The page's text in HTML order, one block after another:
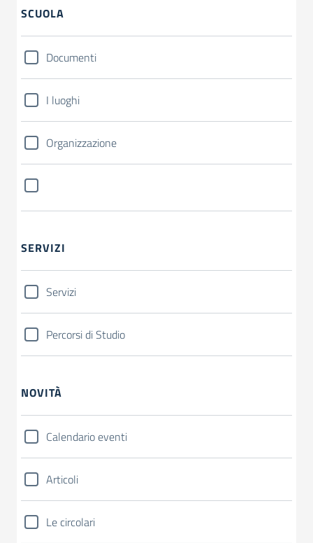
SCUOLA
Documenti
I luoghi
Organizzazione
SERVIZI
Servizi
Percorsi di Studio
NOVITÀ
Calendario eventi
Articoli
Le circolari